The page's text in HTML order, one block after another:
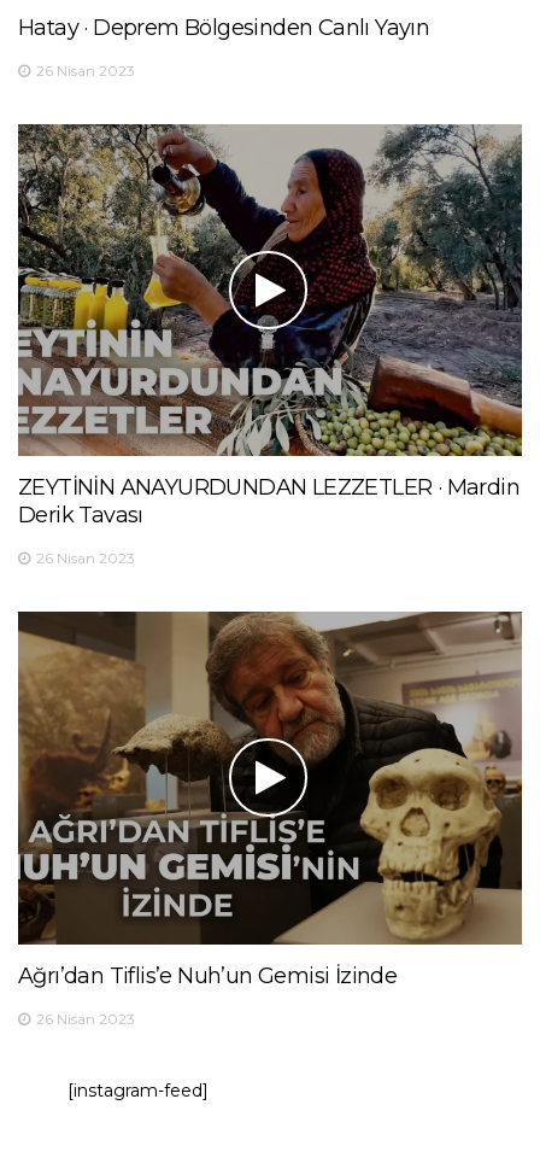
Hatay · Deprem Bölgesinden Canlı Yayın
26 Nisan 2023
ZEYTİNİN ANAYURDUNDAN LEZZETLER · Mardin
Derik Tavası
26 Nisan 2023
Ağrı’dan Tiflis’e Nuh’un Gemisi İzinde
26 Nisan 2023
[instagram-feed]